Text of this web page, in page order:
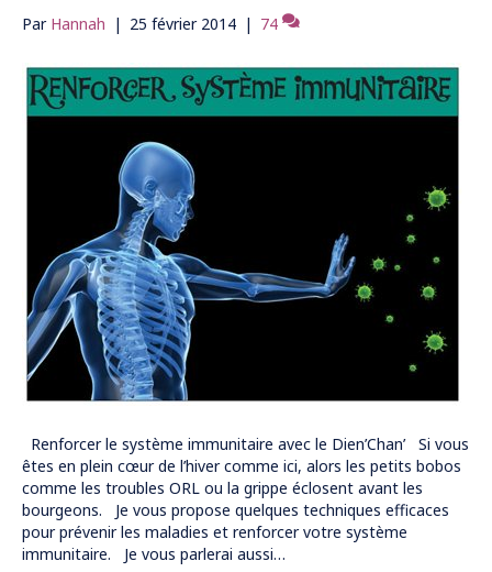
Par Hannah | 25 février 2014 | 74
Renforcer le système immunitaire avec le Dien’Chan’ Si vous
êtes en plein cœur de l’hiver comme ici, alors les petits bobos
comme les troubles ORL ou la grippe éclosent avant les
bourgeons. Je vous propose quelques techniques efficaces
pour prévenir les maladies et renforcer votre système
immunitaire. Je vous parlerai aussi…